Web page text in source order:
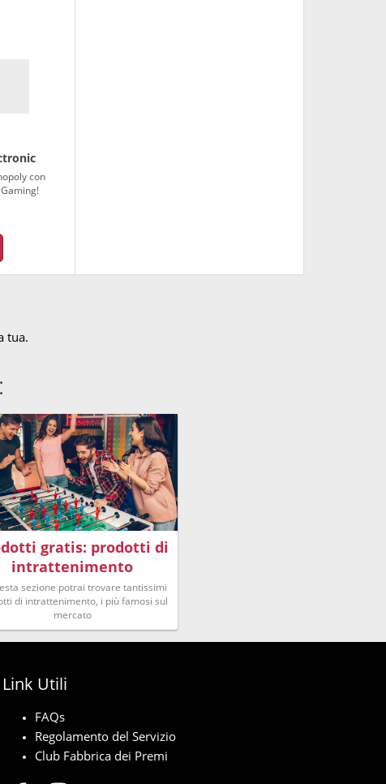
con
tua.
:
gratis: prodotti di
intrattenimento
sezione potrai trovare tantissimi
di intrattenimento, i più famosi sul
mercato
Link Utili
FAQs
Regolamento del Servizio
Club Fabbrica dei Premi